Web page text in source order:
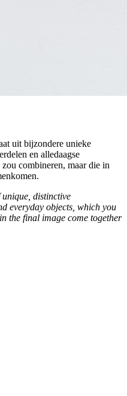
uit bijzondere unieke
en alledaagse
combineren, maar die in
unique, distinctive
everyday objects, which you
the final image come together